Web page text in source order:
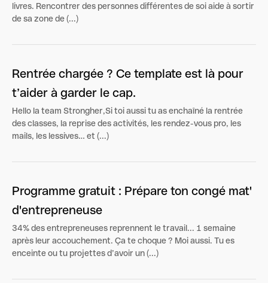
livres. Rencontrer des personnes différentes de soi aide à sortir
de sa zone de (...)
Rentrée chargée ? Ce template est là pour
t’aider à garder le cap.
Hello la team Strongher,Si toi aussi tu as enchaîné la rentrée
des classes, la reprise des activités, les rendez-vous pro, les
mails, les lessives… et (...)
Programme gratuit : Prépare ton congé mat'
d'entrepreneuse
34% des entrepreneuses reprennent le travail... 1 semaine
après leur accouchement. Ça te choque ? Moi aussi. Tu es
enceinte ou tu projettes d’avoir un (...)